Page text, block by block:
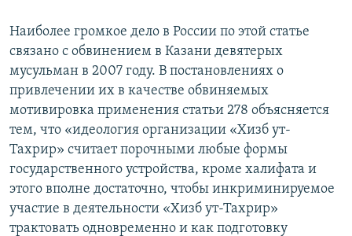
Наиболее громкое дело в России по этой статье
связано с обвинением в Казани девятерых
мусульман в 2007 году. В постановлениях о
привлечении их в качестве обвиняемых
мотивировка применения статьи 278 объясняется
тем, что «идеология организации «Хизб ут-
Тахрир» считает порочными любые формы
государственного устройства, кроме халифата и
этого вполне достаточно, чтобы инкриминируемое
участие в деятельности «Хизб ут-Тахрир»
трактовать одновременно и как подготовку